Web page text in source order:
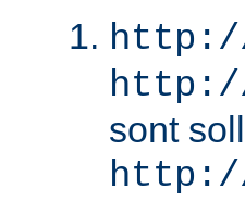
http://
http://
sont
http://